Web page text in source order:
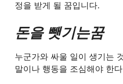
정을 받게 될 꿈입니다.
돈을 뺏기는꿈
누군가와 싸울 일이 생기는
말이나 행동을 조심해야 한